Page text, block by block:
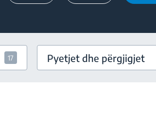
17 Pyetjet dhe përgjigjet